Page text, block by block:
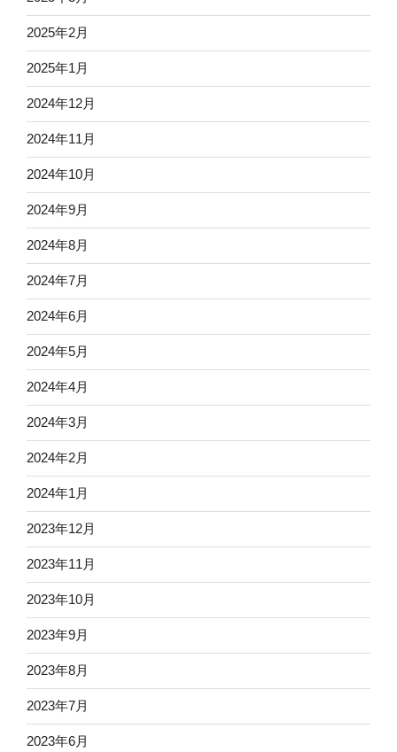
2025年2月
2025年1月
2024年12月
2024年11月
2024年10月
2024年9月
2024年8月
2024年7月
2024年6月
2024年5月
2024年4月
2024年3月
2024年2月
2024年1月
2023年12月
2023年11月
2023年10月
2023年9月
2023年8月
2023年7月
2023年6月